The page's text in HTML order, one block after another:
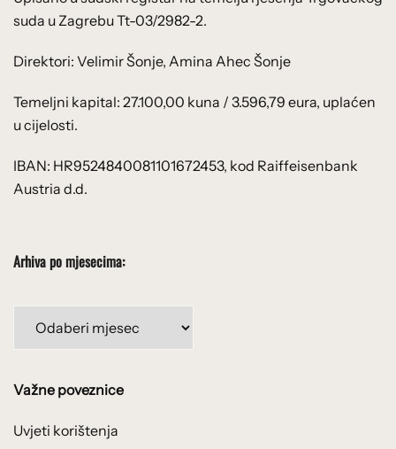
suda u Zagrebu Tt-03/2982-2.
Direktori: Velimir Šonje, Amina Ahec Šonje
Temeljni kapital: 27.100,00 kuna / 3.596,79 eura, uplaćen
u cijelosti.
IBAN: HR9524840081101672453, kod Raiffeisenbank
Austria d.d.
Arhiva po mjesecima:
Važne poveznice
Uvjeti korištenja